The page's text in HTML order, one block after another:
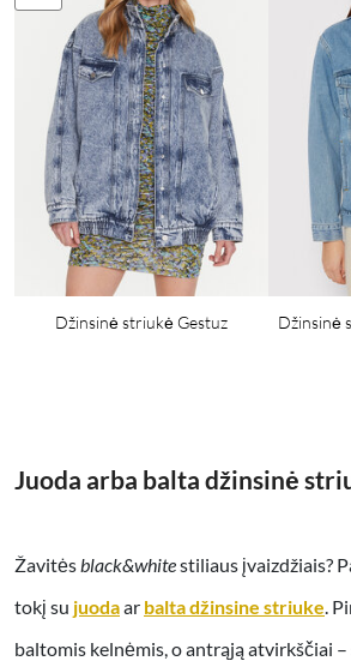
Džinsinė striukė Gestuz Džinsinė
Juoda arba balta džinsinė
Žavitės black&whitestiliaus įvaizdžiais?
tokį su juodaar balta džinsine striuke .
baltomis kelnėmis, o antrąją atvirkščiai